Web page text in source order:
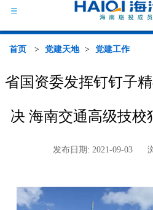
首页 > 党建天地 > 党建工作
省国资委发挥钉钉子
决 海南交通高级技校
发布日期: 2021-09-03